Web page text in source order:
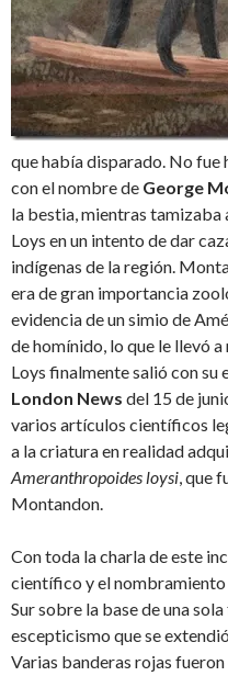
que había disparado. No
con el nombre de George
la bestia, mientras tamizaba
Loys en un intento de dar
indígenas de la región.
era de gran importancia
evidencia de un simio de
de homínido, lo que le llevó
Loys finalmente salió con su
London News del 15 de
varios artículos científicos
a la criatura en realidad
Ameranthropoides loysi, que
Montandon.
Con toda la charla de este
científico y el nombramiento
Sur sobre la base de una
escepticismo que se
Varias banderas rojas